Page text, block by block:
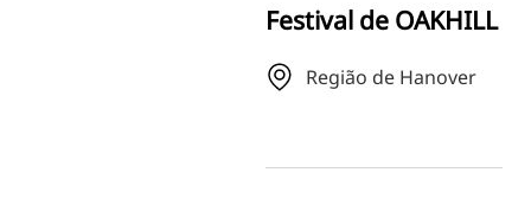
PL
ES
Festival de OAKHILL
Região de Hanover